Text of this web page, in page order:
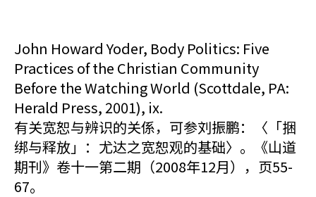
John Howard Yoder, Body Politics: Five
Practices of the Christian Community
Before the Watching World (Scottdale, PA:
Herald Press, 2001), ix.
有关宽恕与辨识的关係，可参刘振鹏：〈「捆
绑与释放」：尤达之宽恕观的基础〉。《山道
期刊》卷十一第二期（2008年12月），页55-
67。